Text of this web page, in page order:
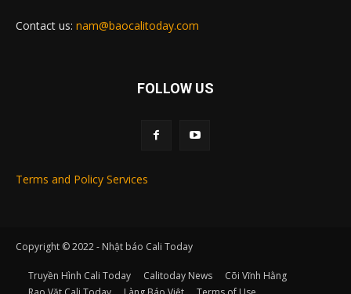
Contact us: nam@baocalitoday.com
FOLLOW US
Terms and Policy Services
Copyright © 2022 - Nhật báo Cali Today
Truyền Hình Cali Today Calitoday News
Cõi Vĩnh Hằng